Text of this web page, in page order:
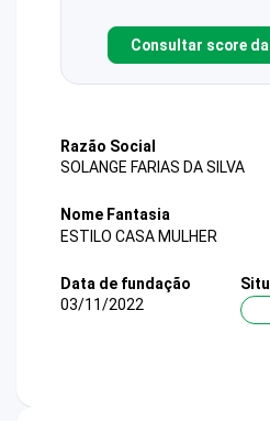
Consultar score da
Razão Social
SOLANGE FARIAS DA SILVA
Nome Fantasia
ESTILO CASA MULHER
Data de fundação
03/11/2022